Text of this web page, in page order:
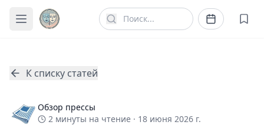
К списку статей
Обзор прессы
2 минуты на чтение · 18 июня 2026 г.